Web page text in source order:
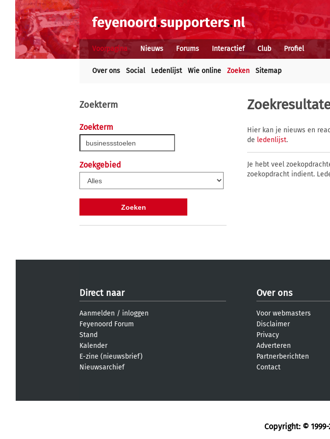
Voorpagina Nieuws Forums Interactief Club Profiel
Over ons Social Ledenlijst Wie online Zoeken Sitemap
Zoekterm
Zoekterm
Zoekgebied
Hier kan je nieuws en
de ledenlijst.
Je hebt veel
zoekopdracht indient.
Direct naar
Aanmelden / inloggen
Feyenoord Forum
Stand
Kalender
E-zine (nieuwsbrief)
Nieuwsarchief
Over ons
Voor webmasters
Disclaimer
Privacy
Adverteren
Partnerberichten
Contact
Copyright: © 1999-